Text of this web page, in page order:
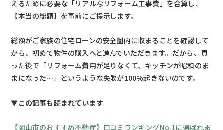
えるために必要な「リアルなリフォーム工事費」を合算し、
【本当の総額】を事前にご提示します。
総額がご家族の住宅ローンの安全圏内に収まることを確認して
から、初めて物件の購入へと進んでいただきます。だから、買
った後で「リフォーム費用が足りなくて、キッチンが昭和のま
まになった…」というような失敗が100%起きないのです。
▼この記事も読まれています
【岡山市のおすすめ不動産】口コミランキングNo.1に選ばれま